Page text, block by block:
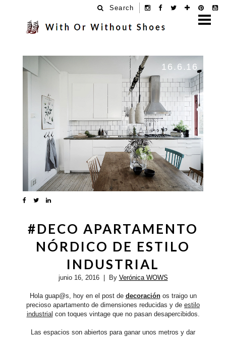
Search
16.6.16
#DECO APARTAMENTO
NÓRDICO DE ESTILO
INDUSTRIAL
junio 16, 2016| By Verónica WOWS
Hola guap@s, hoy en el post de decoraciónos traigo un
precioso apartamento de dimensiones reducidas y de estilo
industrial con toques vintage que no pasan desapercibidos.
Las espacios son abiertos para ganar unos metros y dar